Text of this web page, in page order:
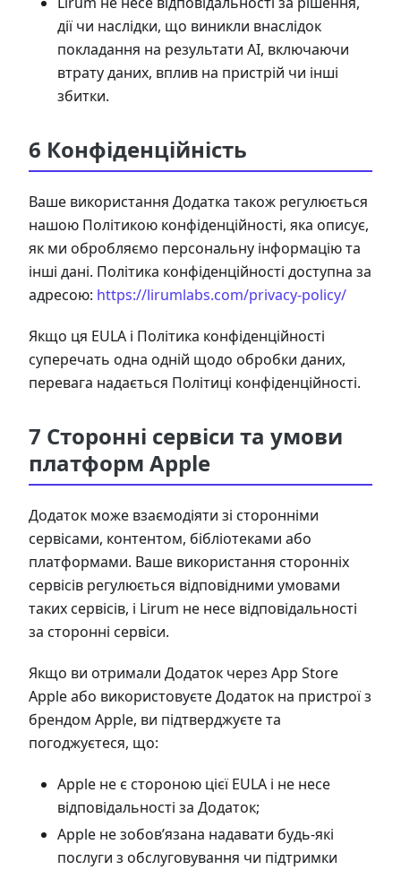
дії чи наслідки, що виникли внаслідок
покладання на результати AI, включаючи
втрату даних, вплив на пристрій чи інші
збитки.
6 Конфіденційність
Ваше використання Додатка також регулюється
нашою Політикою конфіденційності, яка описує,
як ми обробляємо персональну інформацію та
інші дані. Політика конфіденційності доступна за
адресою: https://lirumlabs.com/privacy-policy/
Якщо ця EULA і Політика конфіденційності
суперечать одна одній щодо обробки даних,
перевага надається Політиці конфіденційності.
7 Сторонні сервіси та умови
платформ Apple
Додаток може взаємодіяти зі сторонніми
сервісами, контентом, бібліотеками або
платформами. Ваше використання сторонніх
сервісів регулюється відповідними умовами
таких сервісів, і Lirum не несе відповідальності
за сторонні сервіси.
Якщо ви отримали Додаток через App Store
Apple або використовуєте Додаток на пристрої з
брендом Apple, ви підтверджуєте та
погоджуєтеся, що:
Apple не є стороною цієї EULA і не несе
відповідальності за Додаток;
Apple не зобов’язана надавати будь-які
послуги з обслуговування чи підтримки